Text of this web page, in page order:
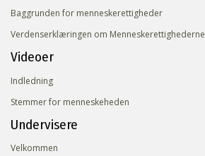
Baggrunden for menneskerettigheder
Verdenserklæringen om Menneskerettighederne
Videoer
Indledning
Stemmer for menneskeheden
Undervisere
Velkommen